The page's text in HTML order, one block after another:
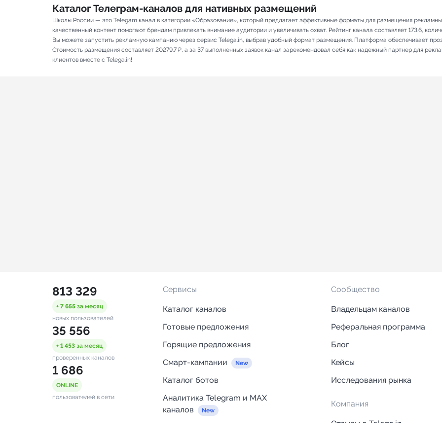
Каталог Телеграм-каналов для нативных размещений
Школы России — это Telegam канал в категории «Образование», который предлагает эффективные форматы для размещения
качественный контент помогают брендам привлекать внимание аудитории и увеличивать охват. Рейтинг канала составляет 173.6,
Вы можете запустить рекламную кампанию через сервис Telega.in, выбрав удобный формат размещения. Платформа обеспечивает
Стоимость размещения составляет 20279.7 ₽, а за 37 выполненных заявок канал зарекомендовал себя как надежный партнер для
клиентов вместе с Telega.in!
813 329
+ 7 655 за месяц
новых пользователей
35 556
+ 1 453 за месяц
проверенных каналов
1 686
ONLINE
пользователей в сети
Сервисы
Каталог каналов
Готовые предложения
Горящие предложения
Смарт-кампании
Каталог ботов
Аналитика Telegram и MAX
каналов
Сообщество
Владельцам каналов
Реферальная программа
Блог
Кейсы
Исследования рынка
Компания
Отзывы о Telega.in